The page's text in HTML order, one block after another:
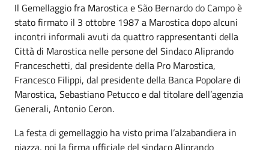
Il Gemellaggio fra Marostica e São Bernardo do Campo è
stato firmato il 3 ottobre 1987 a Marostica dopo alcuni
incontri informali avuti da quattro rappresentanti della
Città di Marostica nelle persone del Sindaco Aliprando
Franceschetti, dal presidente della Pro Marostica,
Francesco Filippi, dal presidente della Banca Popolare di
Marostica, Sebastiano Petucco e dal titolare dell’agenzia
Generali, Antonio Ceron.
La festa di gemellaggio ha visto prima l’alzabandiera in
piazza, poi la firma ufficiale del sindaco Aliprando